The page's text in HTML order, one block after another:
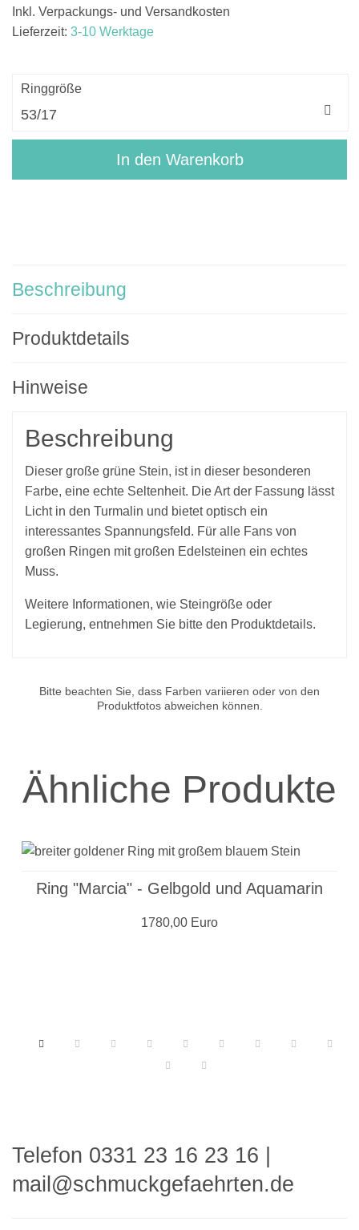
Inkl. Verpackungs- und Versandkosten
Lieferzeit: 3-10 Werktage
Ringgröße
In den Warenkorb
Beschreibung
Produktdetails
Hinweise
Beschreibung
Dieser große grüne Stein, ist in dieser besonderen
Farbe, eine echte Seltenheit. Die Art der Fassung lässt
Licht in den Turmalin und bietet optisch ein
interessantes Spannungsfeld. Für alle Fans von
großen Ringen mit großen Edelsteinen ein echtes
Muss.
Weitere Informationen, wie Steingröße oder
Legierung, entnehmen Sie bitte den Produktdetails.
Bitte beachten Sie, dass Farben variieren oder von den
Produktfotos abweichen können.
Ähnliche Produkte
Ring "Marcia" - Gelbgold und Aquamarin
1780,00 Euro
Telefon 0331 23 16 23 16
mail@schmuckgefaehrten.de